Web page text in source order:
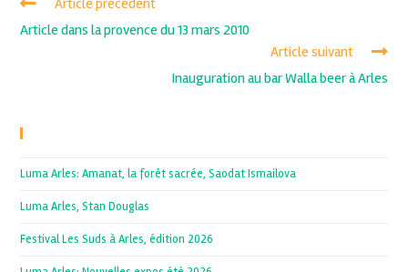
Article dans la provence du 13 mars 2010
Article suivant
Inauguration au bar Walla beer à Arles
Luma Arles: Amanat, la forêt sacrée, Saodat Ismailova
Luma Arles, Stan Douglas
Festival Les Suds à Arles, édition 2026